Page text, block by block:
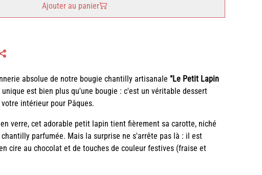
Ajouter au panier
absolue de notre bougie chantilly artisanale "Le Petit Lapin
est bien plus qu'une bougie : c'est un véritable dessert
intérieur pour Pâques.
verre, cet adorable petit lapin tient fièrement sa carotte, niché
parfumée. Mais la surprise ne s'arrête pas là : il est
cire au chocolat et de touches de couleur festives (fraise et